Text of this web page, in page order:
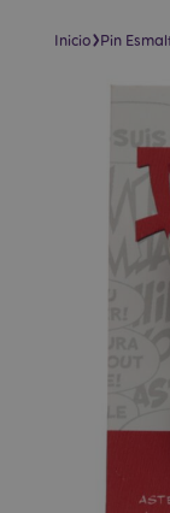
Inicio›Pin